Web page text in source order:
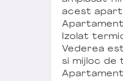
acest
Izolat
Vederea
si mijloc de